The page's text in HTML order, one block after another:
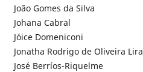
João Gomes da Silva
Johana Cabral
Jóice Domeniconi
Jonatha Rodrigo de Oliveira Lira
José Berríos-Riquelme